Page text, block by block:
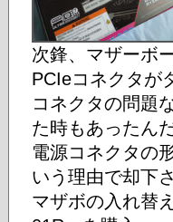
次鋒、マザーボ
PCIeコネクタが
コネクタの問題
た時もあったん
電源コネクタの
いう理由で却下
マザボの入れ替